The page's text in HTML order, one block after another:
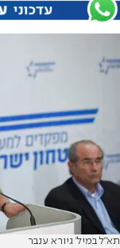
תא"ל במיל' גיורא ענבר